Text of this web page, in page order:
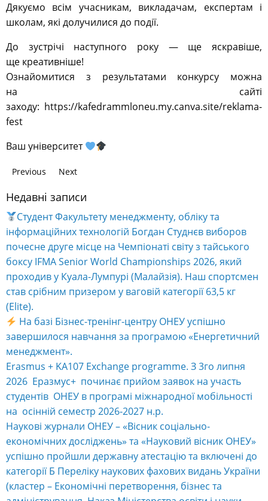
Дякуємо всім учасникам, викладачам, експертам і
школам, які долучилися до події.
До зустрічі наступного року — ще яскравіше,
ще креативніше!
Ознайомитися з результатами конкурсу можна
на сайті
заходу: https://kafedrammloneu.my.canva.site/reklama-
fest
Ваш університет
Previous Next
Недавні записи
Студент Факультету менеджменту, обліку та
інформаційних технологій Богдан Студнєв виборов
почесне друге місце на Чемпіонаті світу з тайського
боксу IFMA Senior World Championships 2026, який
проходив у Куала-Лумпурі (Малайзія). Наш спортсмен
став срібним призером у ваговій категорії 63,5 кг
(Elite).
На базі Бізнес-тренінг-центру ОНЕУ успішно
завершилося навчання за програмою «Енергетичний
менеджмент».
Erasmus + KA107 Exchange programme. З 3го липня
2026 Еразмус+ починає прийом заявок на участь
студентів ОНЕУ в програмі міжнародної мобільності
на осінній семестр 2026-2027 н.р.
Наукові журнали ОНЕУ – «Вісник соціально-
економічних досліджень» та «Науковий вісник ОНЕУ»
успішно пройшли державну атестацію та включені до
категорії Б Переліку наукових фахових видань України
(кластер – Економічні перетворення, бізнес та